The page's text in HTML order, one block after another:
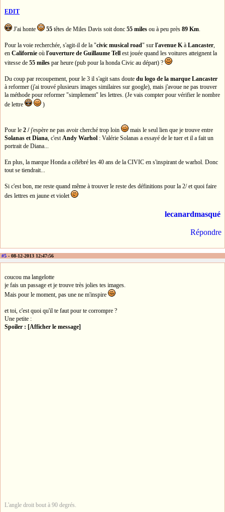
EDIT
J'ai honte 55 têtes de Miles Davis soit donc 55 miles ou à peu près 89 Km.
Pour la voie recherchée, s'agit-il de la "civic musical road" sur l'avenue Kà Lancaster,
en Californie où l'ouverture de Guillaume Tell est jouée quand les voitures atteignent la
vitesse de 55 miles par heure (pub pour la honda Civic au départ) ?
Du coup par recoupement, pour le 3 il s'agit sans doute du logo de la marque Lancaster
à reformer (j'ai trouvé plusieurs images similaires sur google), mais j'avoue ne pas trouver
la méthode pour reformer "simplement" les lettres. (Je vais compter pour vérifier le nombre
de lettre
)
Pour le 2 /j'espère ne pas avoir cherché trop loin
mais le seul lien que je trouve entre
Solanas et Diana, c'estAndy Warhol : Valérie Solanas a essayé de le tuer et il a fait un
portrait de Diana...
En plus, la marque Honda a célébré les 40 ans de la CIVIC en s'inspirant de warhol. Donc
tout se tiendrait...
Si c'est bon, me reste quand même à trouver le reste des définitions pour la 2/ et quoi faire
des lettres en jaune et violet
lecanardmasqué
Répondre
#5 - 08-12-2013 12:47:56
coucou ma langelotte
je fais un passage et je trouve très jolies tes images.
Mais pour le moment, pas une ne m'inspire
et toi, c'est quoi qu'il te faut pour te corrompre ?
Une petite :
Spoiler : [Afficher le message]
L'angle droit bout à 90 degrés.